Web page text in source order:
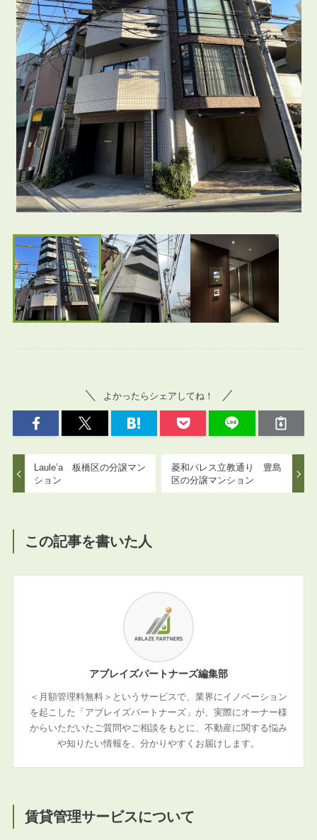
よかったらシェアしてね！
Laule’a 板橋区の分譲マン
ション
菱和パレス立教通り 豊島
区の分譲マンション
この記事を書いた人
アブレイズパートナーズ編集部
＜月額管理料無料＞というサービスで、業界にイノベーション
を起こした「アブレイズパートナーズ」が、実際にオーナー様
からいただいたご質問やご相談をもとに、不動産に関する悩み
や知りたい情報を、分かりやすくお届けします。
賃貸管理サービスについて